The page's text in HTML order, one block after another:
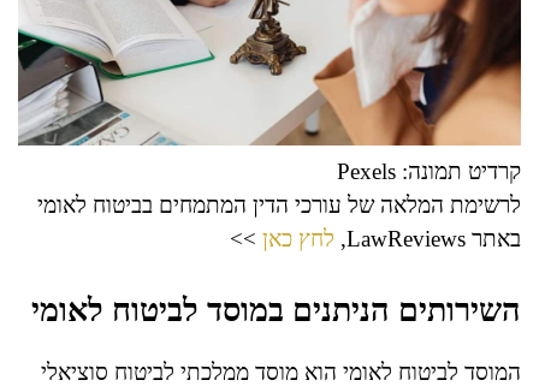
קרדיט תמונה: Pexels
לרשימת המלאה של עורכי הדין המתמחים בביטוח לאומי
באתר LawReviews,
לחץ כאן >>
השירותים הניתנים במוסד לביטוח לאומי
המוסד לביטוח לאומי הוא מוסד ממלכתי לביטוח סוציאלי